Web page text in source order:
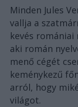
Minden Jules
vallja a
kevés
aki román
menő cégét
keménykezű
arról, hogy
világot.